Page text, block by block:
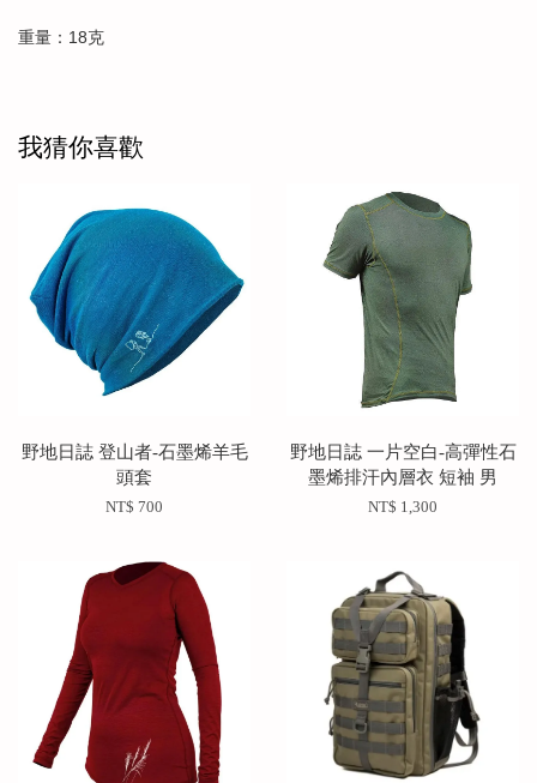
重量：18克
我猜你喜歡
野地日誌 登山者-石墨烯羊毛
頭套
NT$ 700
野地日誌 一片空白-高彈性石
墨烯排汗內層衣 短袖 男
NT$ 1,300